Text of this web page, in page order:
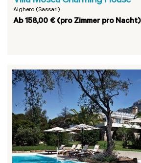
Alghero (Sassari)
Ab 158,00 € (pro Zimmer pro Nacht)